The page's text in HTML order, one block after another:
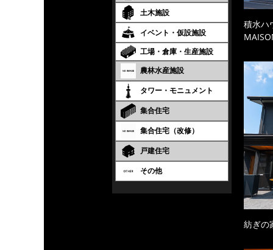
土木施設
イベント・仮設施設
工場・倉庫・生産施設
農林水産施設
タワー・モニュメント
集合住宅
集合住宅（改修）
戸建住宅
その他
積水
紡ぎの